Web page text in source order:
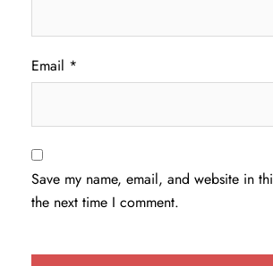
Email *
Save my name, email, and website in
the next time I comment.